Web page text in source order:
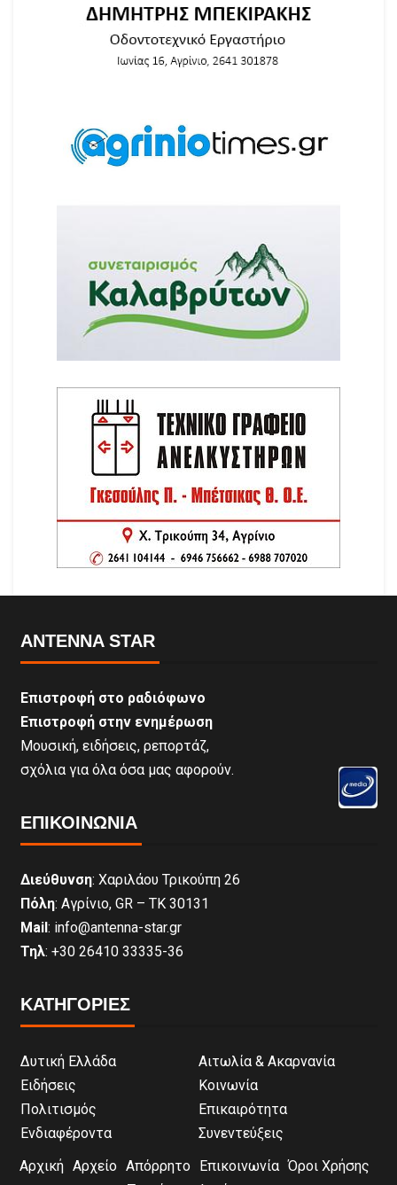
ANTENNA STAR
Επιστροφή στο ραδιόφωνο
Επιστροφή στην ενημέρωση
Μουσική, ειδήσεις, ρεπορτάζ,
σχόλια για όλα όσα μας αφορούν.
ΕΠΙΚΟΙΝΩΝΊΑ
Διεύθυνση: Χαριλάου Τρικούπη 26
Πόλη: Αγρίνιο, GR – ΤΚ 30131
Mail: info@antenna-star.gr
Τηλ: +30 26410 33335-36
ΚΑΤΗΓΟΡΙΕΣ
Δυτική Ελλάδα
Αιτωλία & Ακαρνανία
Ειδήσεις
Κοινωνία
Πολιτισμός
Επικαιρότητα
Ενδιαφέροντα
Συνεντεύξεις
Αρχική Αρχείο Απόρρητο Επικοινωνία Όροι Χρήσης